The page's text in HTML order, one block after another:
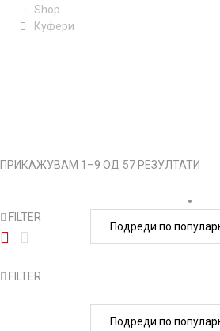
Shop
Куфери
ПРИКАЖУВАМ 1–9 ОД 57 РЕЗУЛТАТИ
FILTER
FILTER